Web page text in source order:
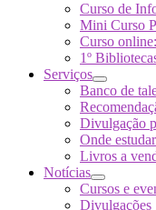
Curso de
Mini Curso
Curso
1º
Serviços
Banco de
Divulgação
Onde estudar
Livros a
Notícias
Cursos e
Divulgações